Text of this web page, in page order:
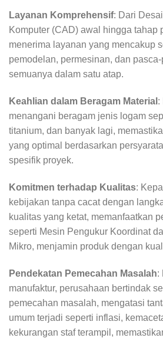
Layanan Komprehensif: Dari
Komputer (CAD) awal hingga tahap
menerima layanan yang mencakup
pemodelan, permesinan, dan
semuanya dalam satu atap.
Keahlian dalam Beragam Material :
menangani beragam jenis logam
titanium, dan banyak lagi,
yang optimal berdasarkan
spesifik proyek.
Komitmen terhadap Kualitas:
kebijakan tanpa cacat dengan
kualitas yang ketat, memanfaatkan
seperti Mesin Pengukur Koordinat
Mikro, menjamin produk dengan
Pendekatan Pemecahan Masalah:
manufaktur, perusahaan bertindak
pemecahan masalah, mengatasi
umum terjadi seperti inflasi,
kekurangan staf terampil,